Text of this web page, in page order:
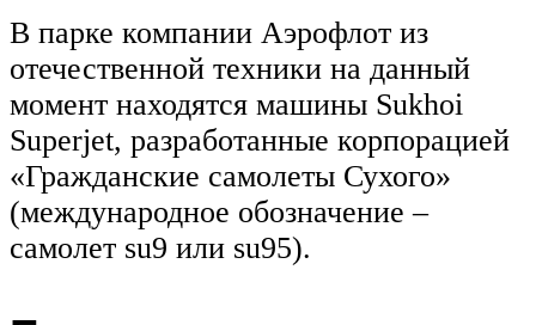
В парке компании Аэрофлот из
отечественной техники на данный
момент находятся машины Sukhoi
Superjet, разработанные корпорацией
«Гражданские самолеты Сухого»
(международное обозначение –
самолет su9 или su95).